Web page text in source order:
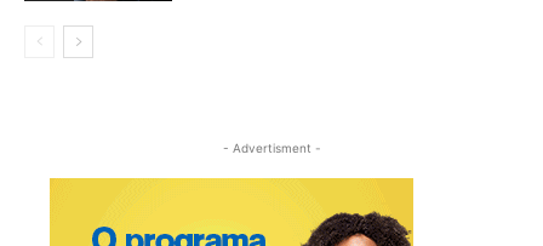
- Advertisment -